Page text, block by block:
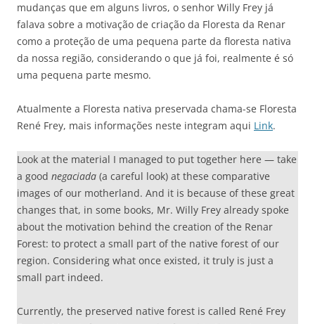
mudanças que em alguns livros, o senhor Willy Frey já
falava sobre a motivação de criação da Floresta da Renar
como a proteção de uma pequena parte da floresta nativa
da nossa região, considerando o que já foi, realmente é só
uma pequena parte mesmo.
Atualmente a Floresta nativa preservada chama-se Floresta
René Frey, mais informações neste integram aqui Link.
Look at the material I managed to put together here — take
a good negaciada (a careful look) at these comparative
images of our motherland. And it is because of these great
changes that, in some books, Mr. Willy Frey already spoke
about the motivation behind the creation of the Renar
Forest: to protect a small part of the native forest of our
region. Considering what once existed, it truly is just a
small part indeed.
Currently, the preserved native forest is called René Frey